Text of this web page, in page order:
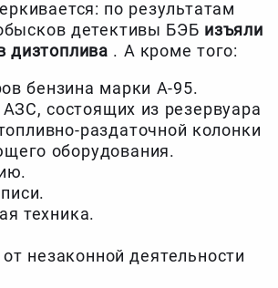
по результатам
детективы БЭБ изъяли
дизтоплива . А кроме того:
бензина марки А-95.
состоящих из резервуара
раздаточной колонки
оборудования.
техника.
незаконной деятельности